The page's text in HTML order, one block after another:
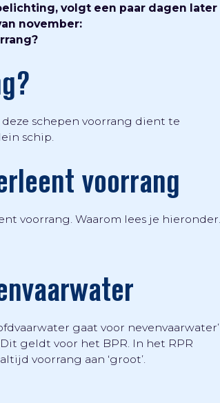
volgt een paar dagen later
november:
schepen voorrang dient te
schip.
voorrang
voorrang. Waarom lees je hieronder.
gaat voor nevenvaarwater’
geldt voor het BPR. In het RPR
voorrang aan ‘groot’.